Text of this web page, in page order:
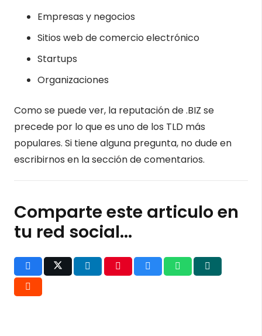
Empresas y negocios
Sitios web de comercio electrónico
Startups
Organizaciones
Como se puede ver, la reputación de .BIZ se
precede por lo que es uno de los TLD más
populares. Si tiene alguna pregunta, no dude en
escribirnos en la sección de comentarios.
Comparte este articulo en
tu red social...